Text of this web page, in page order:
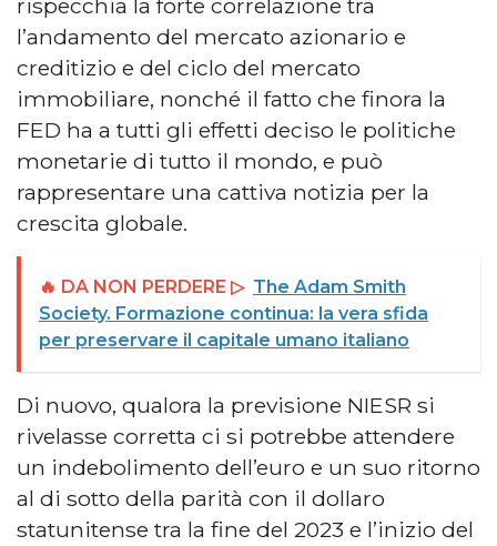
rispecchia la forte correlazione tra
l’andamento del mercato azionario e
creditizio e del ciclo del mercato
immobiliare, nonché il fatto che finora la
FED ha a tutti gli effetti deciso le politiche
monetarie di tutto il mondo, e può
rappresentare una cattiva notizia per la
crescita globale.
🔥 DA NON PERDERE ▷ The Adam Smith
Society. Formazione continua: la vera sfida
per preservare il capitale umano italiano
Di nuovo, qualora la previsione NIESR si
rivelasse corretta ci si potrebbe attendere
un indebolimento dell’euro e un suo ritorno
al di sotto della parità con il dollaro
statunitense tra la fine del 2023 e l’inizio del